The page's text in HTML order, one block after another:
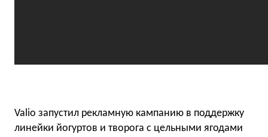
Valio запустил рекламную кампанию в поддержку
линейки йогуртов и творога с цельными ягодами